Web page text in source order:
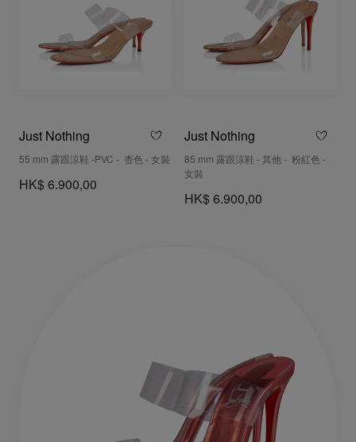
Just Nothing
55 mm 露跟涼鞋 -PVC - 杏色 - 女裝
HK$ 6.900,00
Just Nothing
85 mm 露跟涼鞋 - 其他 - 粉紅色 -
女裝
HK$ 6.900,00